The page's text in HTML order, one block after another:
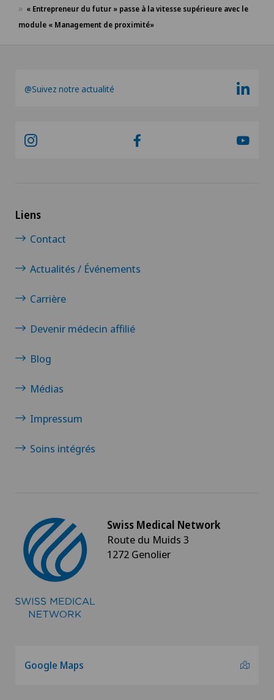
« Entrepreneur du futur » passe à la vitesse supérieure avec le
module « Management de proximité»
@Suivez notre actualité
Liens
Contact
Actualités / Événements
Carrière
Devenir médecin affilié
Blog
Médias
Impressum
Soins intégrés
Swiss Medical Network
Route du Muids 3
1272 Genolier
Google Maps